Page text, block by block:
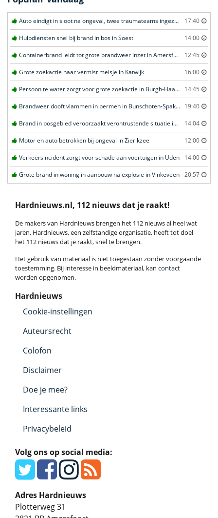
Auto eindigt in sloot na ongeval, twee traumateams ingezet in Uden 17:40
Hulpdiensten snel bij brand in bos in Soest 14:00
Containerbrand leidt tot grote brandweer inzet in Amersfoort 12:45
Grote zoekactie naar vermist meisje in Katwijk 16:00
Persoon te water zorgt voor grote zoekactie in Burgh-Haamstede 14:45
Brandweer dooft vlammen in bermen in Bunschoten-Spakenburg 19:40
Brand in bosgebied veroorzaakt verontrustende situatie in Schaijk 14:04
Motor en auto betrokken bij ongeval in Zierikzee 12:00
Verkeersincident zorgt voor schade aan voertuigen in Uden 14:00
Grote brand in woning in aanbouw na explosie in Vinkeveen 20:57
Hardnieuws.nl, 112 nieuws dat je raakt!
De makers van Hardnieuws brengen het 112 nieuws al heel wat
jaren. Hardnieuws, een zelfstandige organisatie, heeft tot doel
het 112 nieuws dat je raakt, snel te brengen.
Het gebruik van materiaal is niet toegestaan zonder voorgaande
toestemming. Bij interesse in beeldmateriaal, kan contact
worden opgenomen.
Hardnieuws
Cookie-instellingen
Auteursrecht
Colofon
Disclaimer
Doe je mee?
Interessante links
Privacybeleid
Volg ons op social media:
Adres Hardnieuws
Plotterweg 31